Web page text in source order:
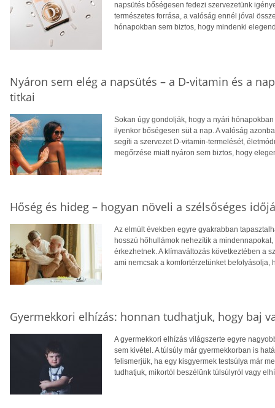
napsütés bőségesen fedezi szervezetünk
természetes forrása, a valóság ennél jóval
hónapokban sem biztos, hogy mindenki
Nyáron sem elég a napsütés – a D-vitamin és a
titkai
Sokan úgy gondolják, hogy a nyári
ilyenkor bőségesen süt a nap. A valóság
segíti a szervezet D-vitamin-termelését,
megőrzése miatt nyáron sem biztos, hogy
Hőség és hideg – hogyan növeli a szélsőséges
Az elmúlt években egyre gyakrabban
hosszú hőhullámok nehezítik a
érkezhetnek. A klímaváltozás következtében a
ami nemcsak a komfortérzetünket
Gyermekkori elhízás: honnan tudhatjuk, hogy baj
A gyermekkori elhízás világszerte egyre
sem kivétel. A túlsúly már gyermekkorban is
felismerjük, ha egy kisgyermek testsúlya már
tudhatjuk, mikortól beszélünk túlsúlyról vagy